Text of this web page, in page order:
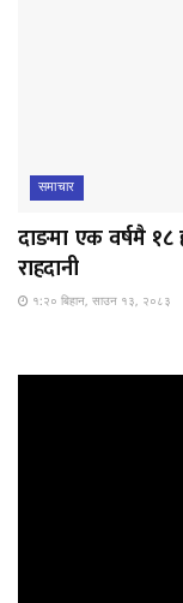
समाचार
दाङमा एक वर्षमै १८
राहदानी
१:२० बिहान, साउन १३, २०८३